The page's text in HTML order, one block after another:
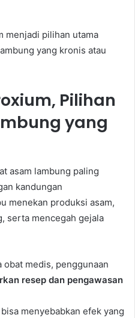
menjadi pilihan utama
yang kronis atau
Pilihan
yang
asam lambung paling
kandungan
menekan produksi asam,
serta mencegah gejala
medis, penggunaan
resep dan pengawasan
menyebabkan efek yang